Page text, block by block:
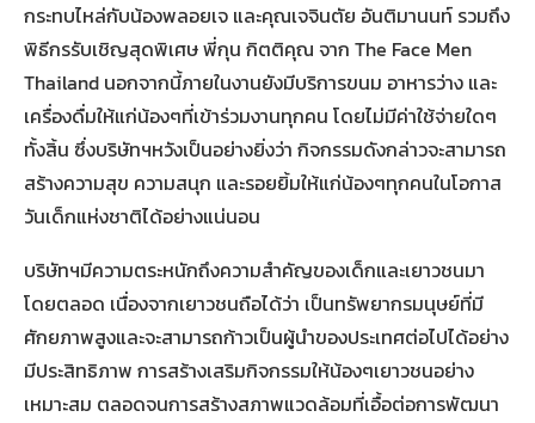
กระทบไหล่กับน้องพลอยเจ และคุณเจจินตัย อันติมานนท์ รวมถึง
พิธีกรรับเชิญสุดพิเศษ พี่กุน กิตติคุณ จาก The Face Men
Thailand นอกจากนี้ภายในงานยังมีบริการขนม อาหารว่าง และ
เครื่องดื่มให้แก่น้องๆที่เข้าร่วมงานทุกคน โดยไม่มีค่าใช้จ่ายใดๆ
ทั้งสิ้น ซึ่งบริษัทฯหวังเป็นอย่างยิ่งว่า กิจกรรมดังกล่าวจะสามารถ
สร้างความสุข ความสนุก และรอยยิ้มให้แก่น้องๆทุกคนในโอกาส
วันเด็กแห่งชาติได้อย่างแน่นอน
บริษัทฯมีความตระหนักถึงความสำคัญของเด็กและเยาวชนมา
โดยตลอด เนื่องจากเยาวชนถือได้ว่า เป็นทรัพยากรมนุษย์ที่มี
ศักยภาพสูงและจะสามารถก้าวเป็นผู้นำของประเทศต่อไปได้อย่าง
มีประสิทธิภาพ การสร้างเสริมกิจกรรมให้น้องๆเยาวชนอย่าง
เหมาะสม ตลอดจนการสร้างสภาพแวดล้อมที่เอื้อต่อการพัฒนา